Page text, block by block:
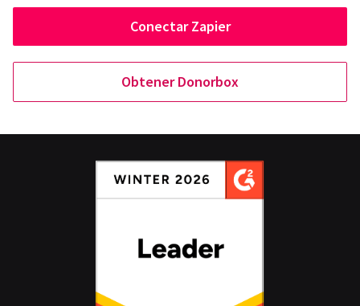
Conectar Zapier
Obtener Donorbox